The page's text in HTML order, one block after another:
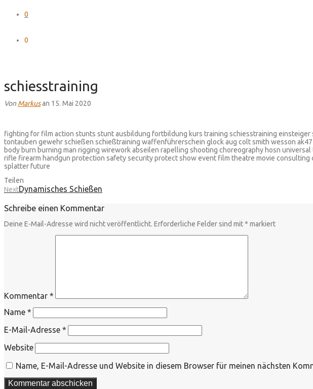
0
0
schiesstraining
VonMarkusan 15. Mai 2020
fighting for film action stunts stunt ausbildung fortbildung kurs training schiesstraining
tontauben gewehr schießen schießtraining waffenführerschein glock aug colt smith wesson ak47
body burn burning man rigging wirework abseilen rapelling shooting choreography hosn
rifle firearm handgun protection safety security protect show event film theatre movie
splatter future
Teilen
NextDynamisches Schießen
Schreibe einen Kommentar
Deine E-Mail-Adresse wird nicht veröffentlicht. Erforderliche Felder sind mit* markiert
Kommentar *
Name *
E-Mail-Adresse *
Website
Name, E-Mail-Adresse und Website in diesem Browser für meinen nächsten